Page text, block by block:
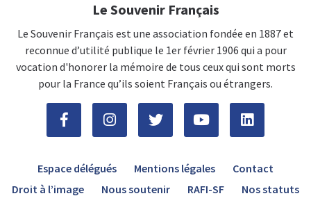
Le Souvenir Français
Le Souvenir Français est une association fondée en 1887 et
reconnue d’utilité publique le 1er février 1906 qui a pour
vocation d'honorer la mémoire de tous ceux qui sont morts
pour la France qu’ils soient Français ou étrangers.
Espace délégués Mentions légales
Contact
Droit à l’image
Nous soutenir RAFI-SF Nos statuts